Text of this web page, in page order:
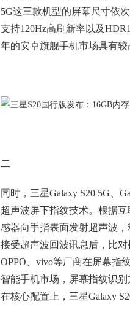
5G这三款机型的屏幕尺寸依
支持120Hz高刷新率以及
年的安卓旗舰手机市场具有较
二
同时，三星Galaxy S20 5G、
超声波屏下指纹技术。根据
感器向手指表面发射超声波
接受超声波回波讯息后，比
OPPO、vivo等厂商在屏幕指
智能手机市场，屏幕指纹识
在核心配置上，三星Galaxy